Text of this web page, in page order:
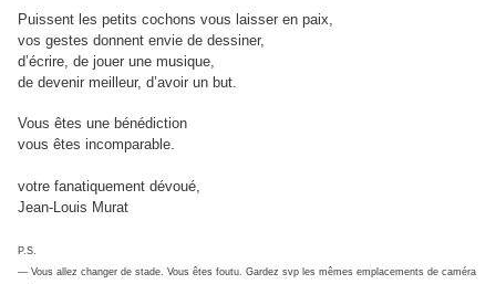
Puissent les petits cochons vous laisser en paix,
vos gestes donnent envie de dessiner,
d’écrire, de jouer une musique,
de devenir meilleur, d’avoir un but.
Vous êtes une bénédiction
vous êtes incomparable.
votre fanatiquement dévoué,
Jean-Louis Murat
P.S.
— Vous allez changer de stade. Vous êtes foutu. Gardez svp les mêmes emplacements de caméra